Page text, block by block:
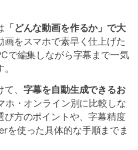
「どんな動画を作るか」で大
画をスマホで素早く仕上げた
で編集しながら字幕まで一気
、 字幕を自動生成できるお
ホ・オンライン別に比較しな
び方のポイントや、字幕精度
を使った具体的な手順までま